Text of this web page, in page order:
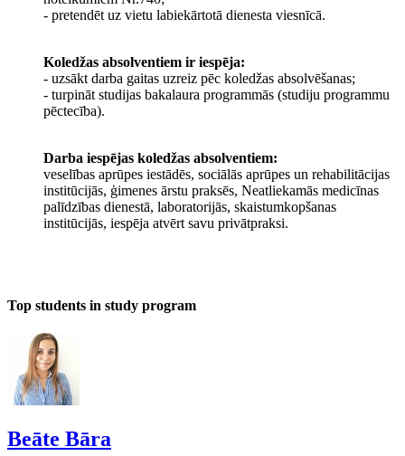
- pretendēt uz vietu labiekārtotā dienesta viesnīcā.
Koledžas absolventiem ir iespēja:
- uzsākt darba gaitas uzreiz pēc koledžas absolvēšanas;
- turpināt studijas bakalaura programmās (studiju programmu
pēctecība).
Darba iespējas koledžas absolventiem:
veselības aprūpes iestādēs, sociālās aprūpes un rehabilitācijas
institūcijās, ģimenes ārstu praksēs, Neatliekamās medicīnas
palīdzības dienestā, laboratorijās, skaistumkopšanas
institūcijās, iespēja atvērt savu privātpraksi.
Top students in study program
Beāte Bāra